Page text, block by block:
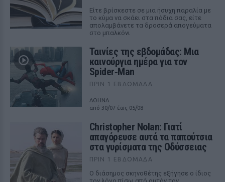
Είτε βρίσκεστε σε μια ήσυχη παραλία με
το κύμα να σκάει στα πόδια σας, είτε
απολαμβάνετε τα δροσερά απογεύματα
στο μπαλκόνι
Ταινίες της εβδομάδας: Μια
καινούργια ημέρα για τον
Spider‑Man
ΠΡΙΝ 1 ΕΒΔΟΜΆΔΑ
ΑΘΗΝΑ
από 30/07 έως 05/08
Christopher Nolan: Γιατί
απαγόρευσε αυτά τα παπούτσια
στα γυρίσματα της Οδύσσειας
ΠΡΙΝ 1 ΕΒΔΟΜΆΔΑ
Ο διάσημος σκηνοθέτης εξήγησε ο ίδιος